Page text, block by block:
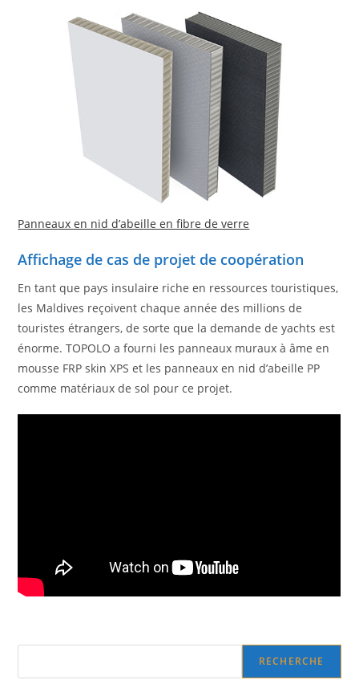
Panneaux en nid d’abeille en fibre de verre
Affichage de cas de projet de coopération
En tant que pays insulaire riche en ressources touristiques,
les Maldives reçoivent chaque année des millions de
touristes étrangers, de sorte que la demande de yachts est
énorme. TOPOLO a fourni les panneaux muraux à âme en
mousse FRP skin XPS et les panneaux en nid d’abeille PP
comme matériaux de sol pour ce projet.
RECHERCHE